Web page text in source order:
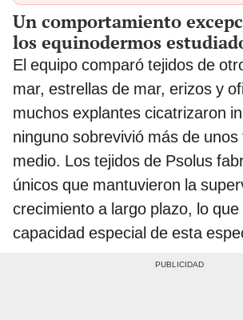
Un comportamiento
los equinodermos
El equipo comparó tejidos de
mar, estrellas de mar, erizos y
muchos explantes cicatrizaron
ninguno sobrevivió más de
medio. Los tejidos de Psolus
únicos que mantuvieron la
crecimiento a largo plazo, lo
capacidad especial de esta